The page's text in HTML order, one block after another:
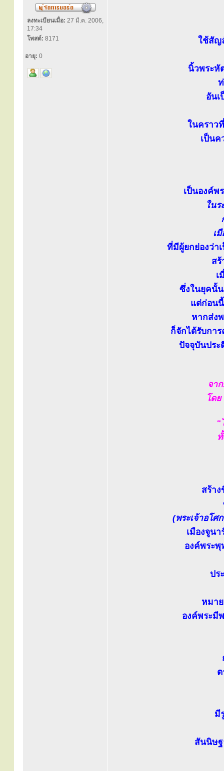
ลงทะเบียนเมื่อ: 27 มี.ค. 2006,
17:34
โพสต์: 8171
อายุ: 0
ใช้สัญ
นิ้วพระหั
อัน
ในคราว
เป็นค
เป็นองค์
ใน
เ
ที่มีผู้ยกย่องว่า
ส
เ
ซึ่งในยุคนั้
แต่ก่อน
หากส่ง
ก็จักได้รับกา
ปัจจุบันปร
จา
โด
“
สร้า
(พระเจ้าอโ
เมืองจูน
องค์พระพุ
ปร
หมา
องค์พระมี
มี
สันนิษฐ